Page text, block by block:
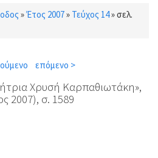
»Έτος 2007» Τεύχος 14»σελ.
επόμενο >
Χρυσή Καρπαθιωτάκη»,
2007), σ. 1589